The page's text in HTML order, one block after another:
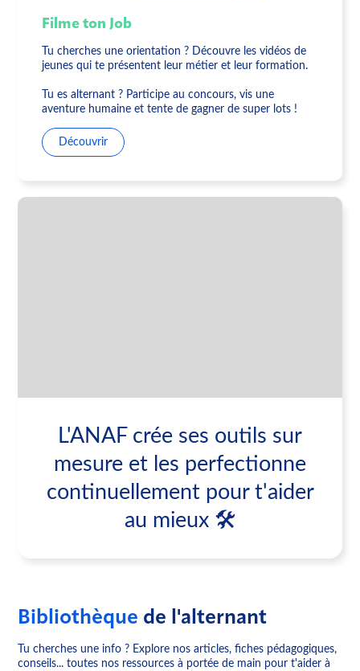
Filme ton Job
Tu cherches une orientation ? Découvre les vidéos de
jeunes qui te présentent leur métier et leur formation.
Tu es alternant ? Participe au concours, vis une
aventure humaine et tente de gagner de super lots !
Découvrir
L'ANAF crée ses outils sur
mesure et les perfectionne
continuellement pour t'aider
au mieux 🛠
Bibliothèque de l'alternant
Tu cherches une info ? Explore nos articles, fiches pédagogiques,
conseils... toutes nos ressources à portée de main pour t'aider à